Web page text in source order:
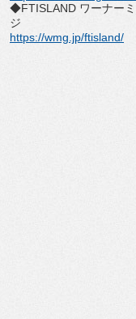
◆FTISLAND ワーナー
ジ
https://wmg.jp/ftisland/